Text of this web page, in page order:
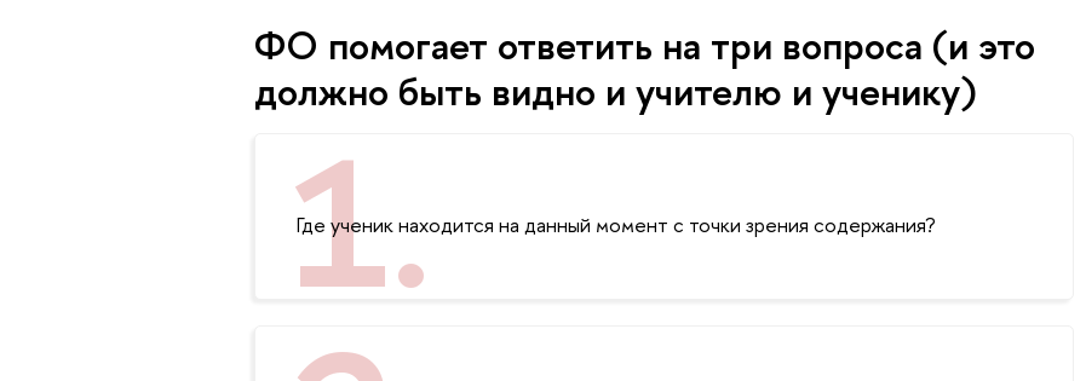
ФО помогает ответить на три вопроса (и это
должно быть видно и учителю и ученику)
Где ученик находится на данный момент с точки зрения содержания?